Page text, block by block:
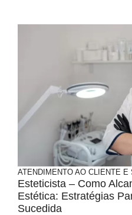
ATENDIMENTO AO CLIENTE E
Esteticista – Como
Estética: Estratégias
Sucedida